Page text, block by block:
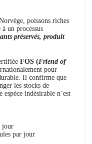
poissons riches
un processus
préservés, produit
FOS (Friend of
pour
Il confirme que
les stocks de
indésirable n’est
jour
par jour